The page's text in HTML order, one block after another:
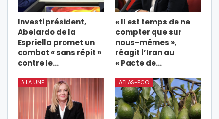
Investi président,
Abelardo de la
Espriella promet un
combat « sans répit »
contre le…
« Il est temps de ne
compter que sur
nous-mêmes »,
réagit l’Iran au
« Pacte de…
A LA UNE ATLAS-ECO